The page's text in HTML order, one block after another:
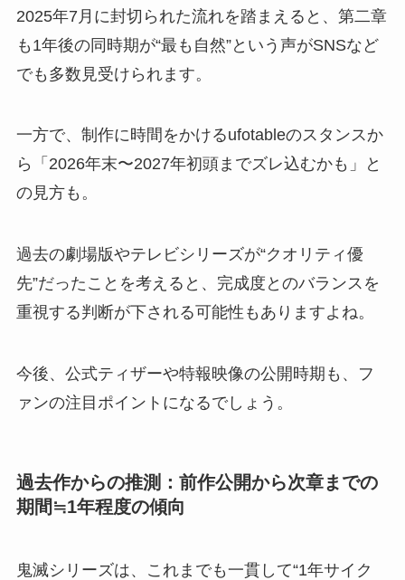
2025年7月に封切られた流れを踏まえると、第二章
も1年後の同時期が“最も自然”という声がSNSなど
でも多数見受けられます。
一方で、制作に時間をかけるufotableのスタンスか
ら「2026年末〜2027年初頭までズレ込むかも」と
の見方も。
過去の劇場版やテレビシリーズが“クオリティ優
先”だったことを考えると、完成度とのバランスを
重視する判断が下される可能性もありますよね。
今後、公式ティザーや特報映像の公開時期も、フ
ァンの注目ポイントになるでしょう。
過去作からの推測：前作公開から次章までの
期間≒1年程度の傾向
鬼滅シリーズは、これまでも一貫して“1年サイク